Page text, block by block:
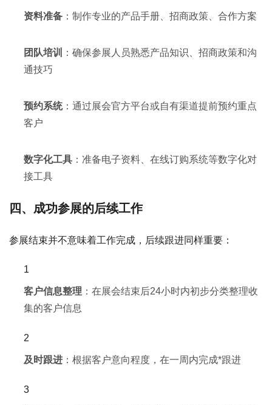
资料准备 ：制作专业的产品手册、招商政策、合作方案
团队培训
：确保参展人员熟悉产品知识、招商政策和沟
通技巧
预约系统：通过展会官方平台或自有渠道提前预约重点
客户
数字化工具 ：准备电子资料、在线订购系统等数字化对
接工具
四、成功参展的后续工作
参展结束并不意味着工作完成，后续跟进同样重要：
客户信息整理 ：在展会结束后24小时内初步分类整理收
集的客户信息
及时跟进 ：根据客户意向程度，在一周内完成*跟进